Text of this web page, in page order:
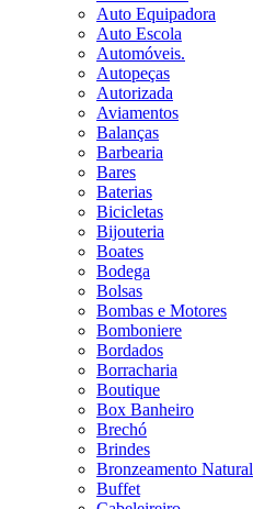
Auto Equipadora
Auto Escola
Automóveis.
Autopeças
Autorizada
Aviamentos
Balanças
Barbearia
Bares
Baterias
Bicicletas
Bijouteria
Boates
Bodega
Bolsas
Bombas e Motores
Bomboniere
Bordados
Borracharia
Boutique
Box Banheiro
Brechó
Brindes
Bronzeamento Natural
Buffet